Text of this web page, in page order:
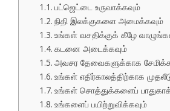
பட்ஜெட்டை உருவாக்கவும்
நிதி இலக்குகளை அமைக்கவும்
உங்கள் வசதிக்குக் கீழே
கடனை அடைக்கவும்
அவசர தேவைகளுக்காக
உங்கள் எதிர்காலத்திற்காக
உங்கள் சொத்துக்களைப்
உங்களைப் பயிற்றுவிக்கவும்